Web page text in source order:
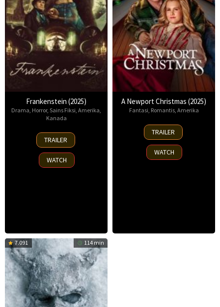
Frankenstein (2025)
Drama, Horror, Sains Fiksi, Amerika,
Kanada
17
Oct
2025
TRAILER
WATCH
A Newport Christmas (2025)
Fantasi, Romantis, Amerika
2
Nov
2025
TRAILER
WATCH
7.091 114 min